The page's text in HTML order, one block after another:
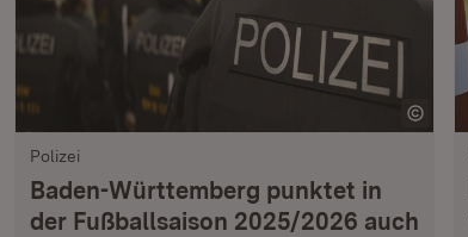
Polizei
Baden-Württemberg punktet in
der Fußballsaison 2025/2026 auch